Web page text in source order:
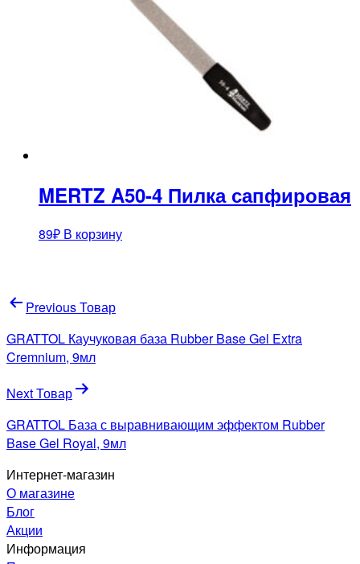
MERTZ A50-4 Пилка сапфировая
89₽ В корзину
Навигация
по
записям
Previous Товар
GRATTOL Каучуковая база Rubber Base Gel Extra
Cremnium, 9мл
Next Товар
GRATTOL База с выравнивающим эффектом Rubber
Base Gel Royal, 9мл
Интернет-магазин
О магазине
Блог
Акции
Информация